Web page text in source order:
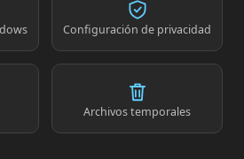
Configuración de privacidad
Archivos temporales